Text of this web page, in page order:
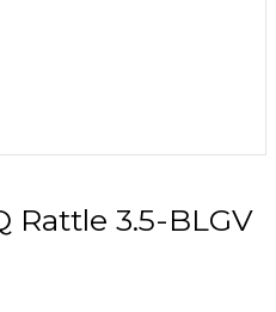
Rattle 3.5-BLGV